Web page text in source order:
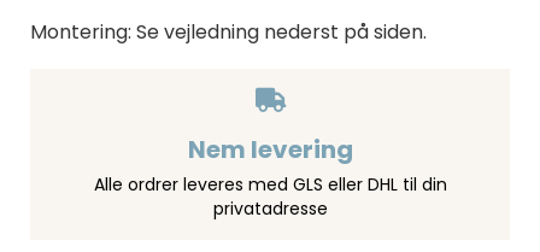
Montering: Se vejledning nederst på siden.
Nem levering
Alle ordrer leveres med GLS eller DHL til din
privatadresse